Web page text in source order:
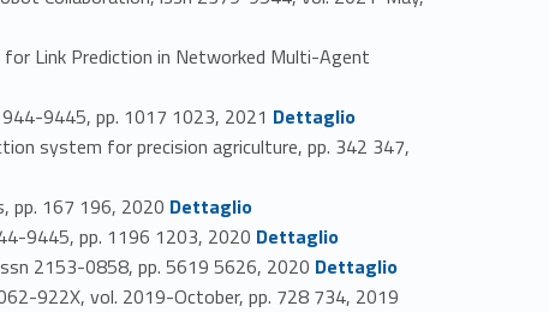
for Link Prediction in Networked Multi-Agent
9445, pp. 1017 1023, 2021 Link identifier #identifier_person_128092-42
Dettaglio
system for precision agriculture, pp. 342 347,
pp. 167 196, 2020 Link identifier #identifier_person_198455-44
Dettaglio
9445, pp. 1196 1203, 2020 Link identifier #identifier_person_72940-45
Dettaglio
2153-0858, pp. 5619 5626, 2020 Link identifier #identifier_person_198615-46
Dettaglio
922X, vol. 2019-October, pp. 728 734, 2019